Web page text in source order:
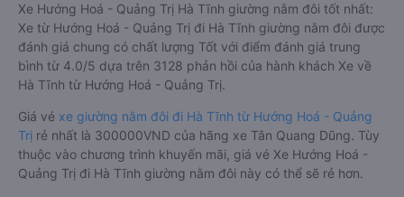
Xe Hướng Hoá - Quảng Trị Hà Tĩnh giường nằm đôi tốt nhất:
Xe từ Hướng Hoá - Quảng Trị đi Hà Tĩnh giường nằm đôi được
đánh giá chung có chất lượng Tốt với điểm đánh giá trung
bình từ 4.0/5 dựa trên 3128 phản hồi của hành khách Xe về
Hà Tĩnh từ Hướng Hoá - Quảng Trị.
Giá vé xe giường nằm đôi đi Hà Tĩnh từ Hướng Hoá - Quảng
Trị rẻ nhất là 300000VND của hãng xe Tân Quang Dũng. Tùy
thuộc vào chương trình khuyến mãi, giá vé Xe Hướng Hoá -
Quảng Trị đi Hà Tĩnh giường nằm đôi này có thể sẽ rẻ hơn.